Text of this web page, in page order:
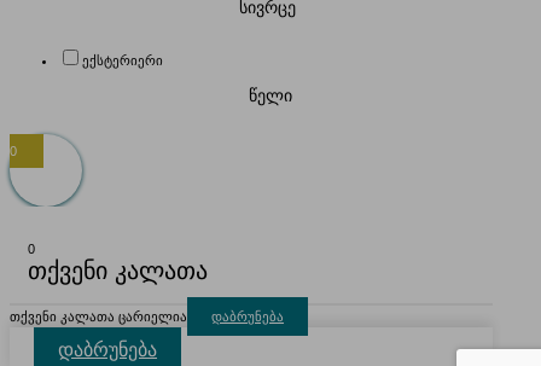
სივრცე
ექსტერიერი
წელი
0
0
თქვენი კალათა
თქვენი კალათა ცარიელია დაბრუნება
დაბრუნება